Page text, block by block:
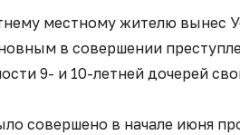
местному жителю вынес
в совершении
9- и 10-летней дочерей
совершено в начале июня